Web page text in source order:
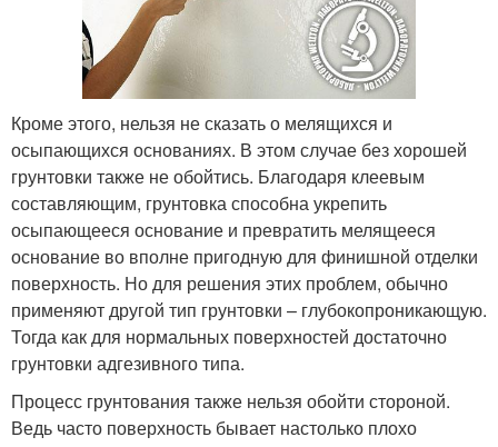
Кроме этого, нельзя не сказать о мелящихся и
осыпающихся основаниях. В этом случае без хорошей
грунтовки также не обойтись. Благодаря клеевым
составляющим, грунтовка способна укрепить
осыпающееся основание и превратить мелящееся
основание во вполне пригодную для финишной отделки
поверхность. Но для решения этих проблем, обычно
применяют другой тип грунтовки – глубокопроникающую.
Тогда как для нормальных поверхностей достаточно
грунтовки адгезивного типа.
Процесс грунтования также нельзя обойти стороной.
Ведь часто поверхность бывает настолько плохо